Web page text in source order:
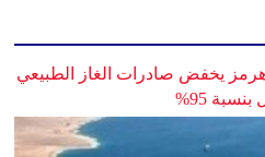
يخفض صادرات الغاز الطبيعي
95%